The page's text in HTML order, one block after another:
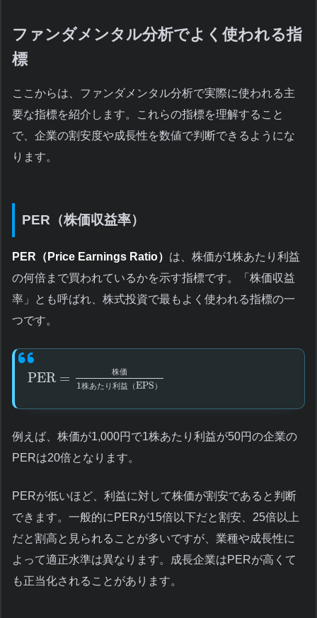
ファンダメンタル分析でよく使われる指
標
ここからは、ファンダメンタル分析で実際に使われる主
要な指標を紹介します。これらの指標を理解すること
で、企業の割安度や成長性を数値で判断できるようにな
ります。
PER（株価収益率）
PER（Price Earnings Ratio） は、株価が1株あたり利益
の何倍まで買われているかを示す指標です。「株価収益
率」とも呼ばれ、株式投資で最もよく使われる指標の一
つです。
PER = 株価
1株あた り利益 （EPS ）
例えば、株価が1,000円で1株あたり利益が50円の企業の
PERは20倍となります。
PERが低いほど、利益に対して株価が割安であると判断
できます。一般的にPERが15倍以下だと割安、25倍以上
だと割高と見られることが多いですが、業種や成長性に
よって適正水準は異なります。成長企業はPERが高くて
も正当化されることがあります。